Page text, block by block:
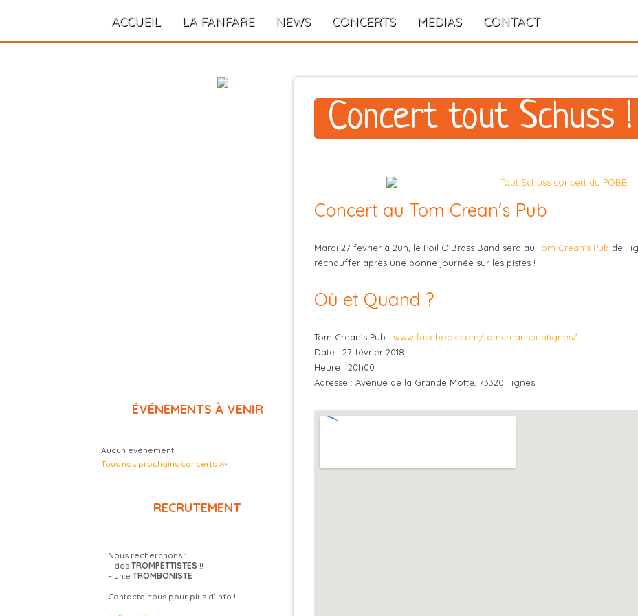
ACCUEIL LA FANFARE NEWS CONCERTS MEDIAS CONTACT
ÉVÉNEMENTS À VENIR
Aucun évènement
Tous nos prochains concerts >>
RECRUTEMENT
Nous recherchons :
– des TROMPETTISTES !!
– un.e TROMBONISTE
Contacte nous pour plus d’info !
Concert tout Schuss !
Concert au Tom Crean's Pub
Mardi 27 février à 20h, le Poil O’Brass Band sera au Tom Crean’s Pub de
réchauffer après une bonne journée sur les pistes !
Où et Quand ?
Tom Crean’s Pub : www.facebook.com/tomcreanspubtignes/
Date : 27 février 2018
Heure : 20h00
Adresse : Avenue de la Grande Motte, 73320 Tignes